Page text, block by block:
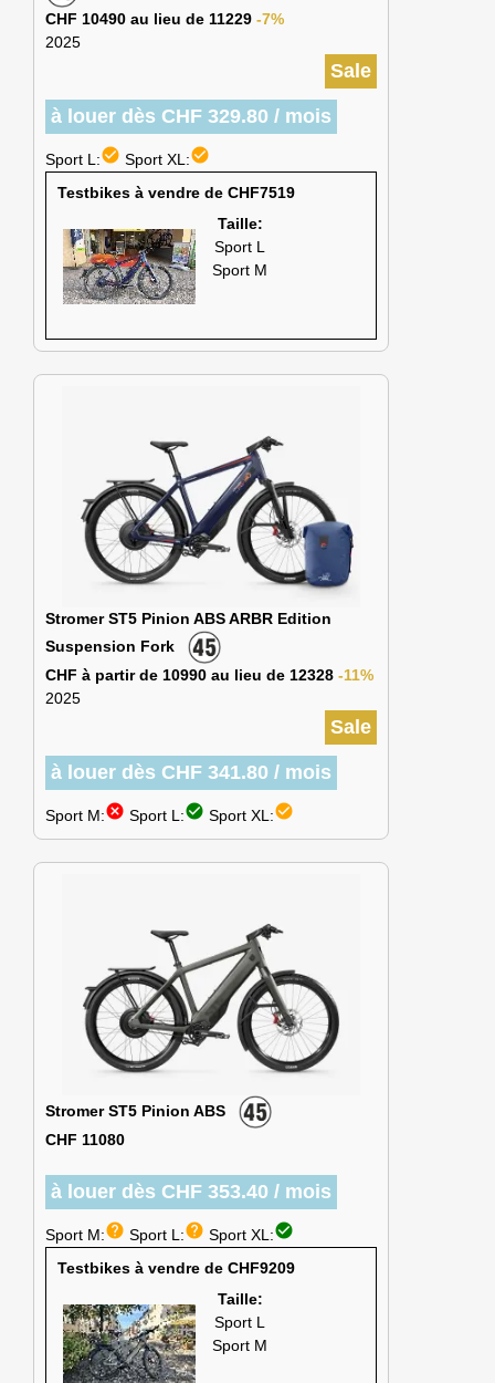
CHF 10490 au lieu de 11229 -7%
2025
Sale
à louer dès CHF 329.80 / mois
Sport L:check_circle Sport XL:check_circle
Testbikes à vendre de CHF7519
Taille:
Sport L
Sport M
Stromer ST5 Pinion ABS ARBR Edition
Suspension Fork
CHF à partir de 10990 au lieu de 12328 -11%
2025
Sale
à louer dès CHF 341.80 / mois
Sport M:cancel Sport L:check_circle Sport XL:check_circle
Stromer ST5 Pinion ABS
CHF 11080
à louer dès CHF 353.40 / mois
Sport M:help Sport L:help Sport XL:check_circle
Testbikes à vendre de CHF9209
Taille:
Sport L
Sport M